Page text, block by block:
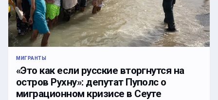
МИГРАНТЫ
«Это как если русские вторгнутся на
остров Рухну»: депутат Пуполс о
миграционном кризисе в Сеуте